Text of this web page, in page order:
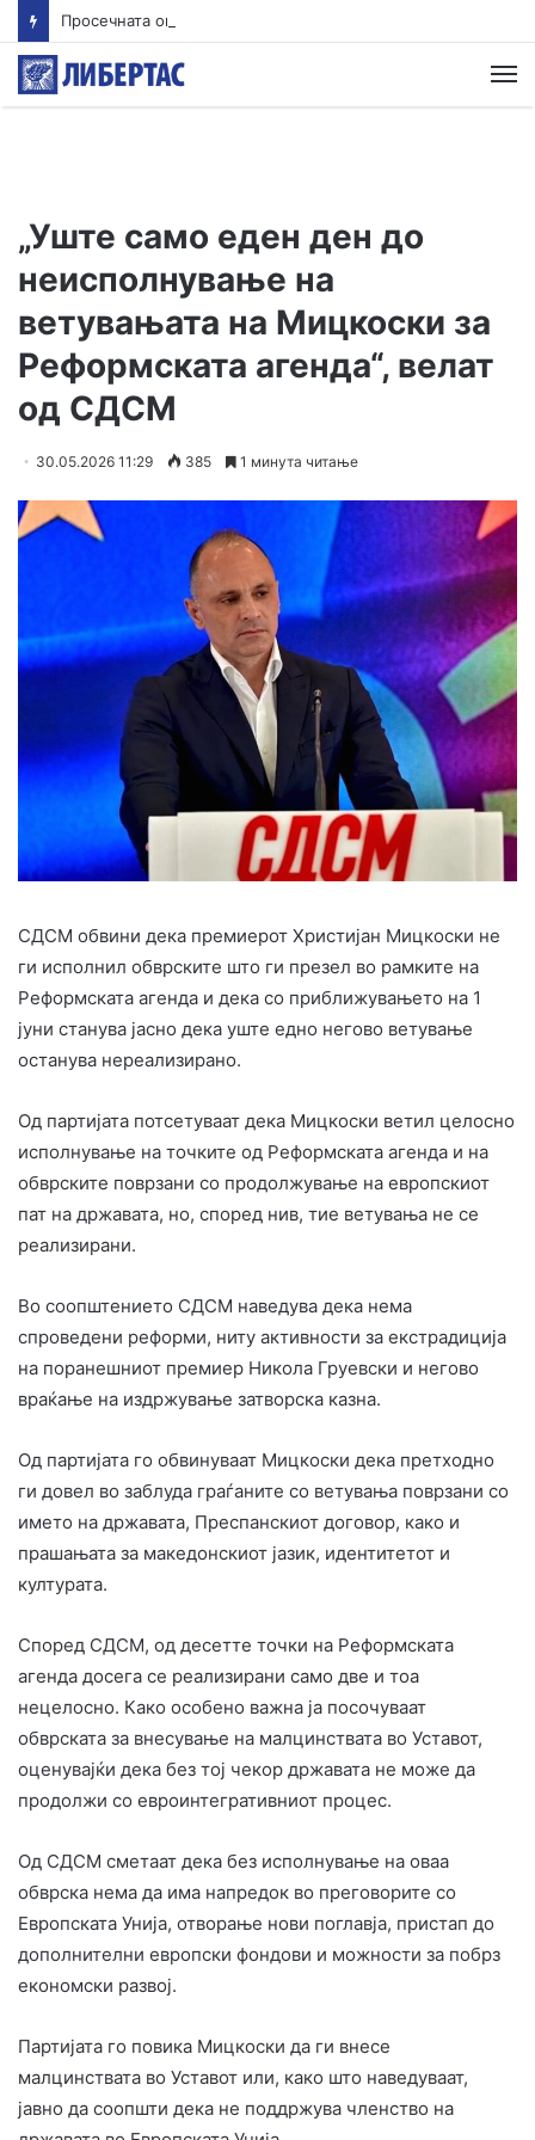
„Уште само еден ден до
неисполнување на
ветувањата на Мицкоски за
Реформската агенда“, велат
од СДСМ
30.05.2026 11:29 385 1 минута читање
СДСМ обвини дека премиерот Христијан Мицкоски не
ги исполнил обврските што ги презел во рамките на
Реформската агенда и дека со приближувањето на 1
јуни станува јасно дека уште едно негово ветување
останува нереализирано.
Од партијата потсетуваат дека Мицкоски ветил целосно
исполнување на точките од Реформската агенда и на
обврските поврзани со продолжување на европскиот
пат на државата, но, според нив, тие ветувања не се
реализирани.
Во соопштението СДСМ наведува дека нема
спроведени реформи, ниту активности за екстрадиција
на поранешниот премиер Никола Груевски и негово
враќање на издржување затворска казна.
Од партијата го обвинуваат Мицкоски дека претходно
ги довел во заблуда граѓаните со ветувања поврзани со
името на државата, Преспанскиот договор, како и
прашањата за македонскиот јазик, идентитетот и
културата.
Според СДСМ, од десетте точки на Реформската
агенда досега се реализирани само две и тоа
нецелосно. Како особено важна ја посочуваат
обврската за внесување на малцинствата во Уставот,
оценувајќи дека без тој чекор државата не може да
продолжи со евроинтегративниот процес.
Од СДСМ сметаат дека без исполнување на оваа
обврска нема да има напредок во преговорите со
Европската Унија, отворање нови поглавја, пристап до
дополнителни европски фондови и можности за побрз
економски развој.
Партијата го повика Мицкоски да ги внесе
малцинствата во Уставот или, како што наведуваат,
јавно да соопшти дека не поддржува членство на